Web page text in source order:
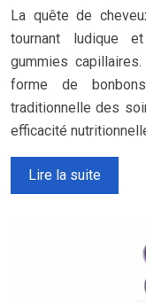
La quête de
tournant ludique
gummies
forme de
traditionnelle des
efficacité
Lire la suite